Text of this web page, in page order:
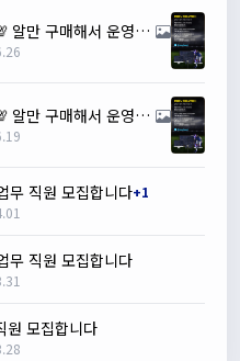
💯⚜️카지노 솔루션 무료⚜️💯 알만 구매해서 운영하세요✔
💯⚜️카지노 솔루션 무료⚜️💯 알만 구매해서 운영하세요✔
무 직원 모집합니다+1
무 직원 모집합니다
원 모집합니다